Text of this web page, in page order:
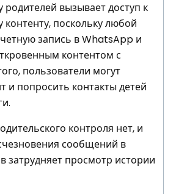
родителей вызывает доступ к
поскольку любой
запись в WhatsApp и
контентом с
пользователи могут
и попросить контакты детей
контроля нет, и
сообщений в
затрудняет просмотр истории